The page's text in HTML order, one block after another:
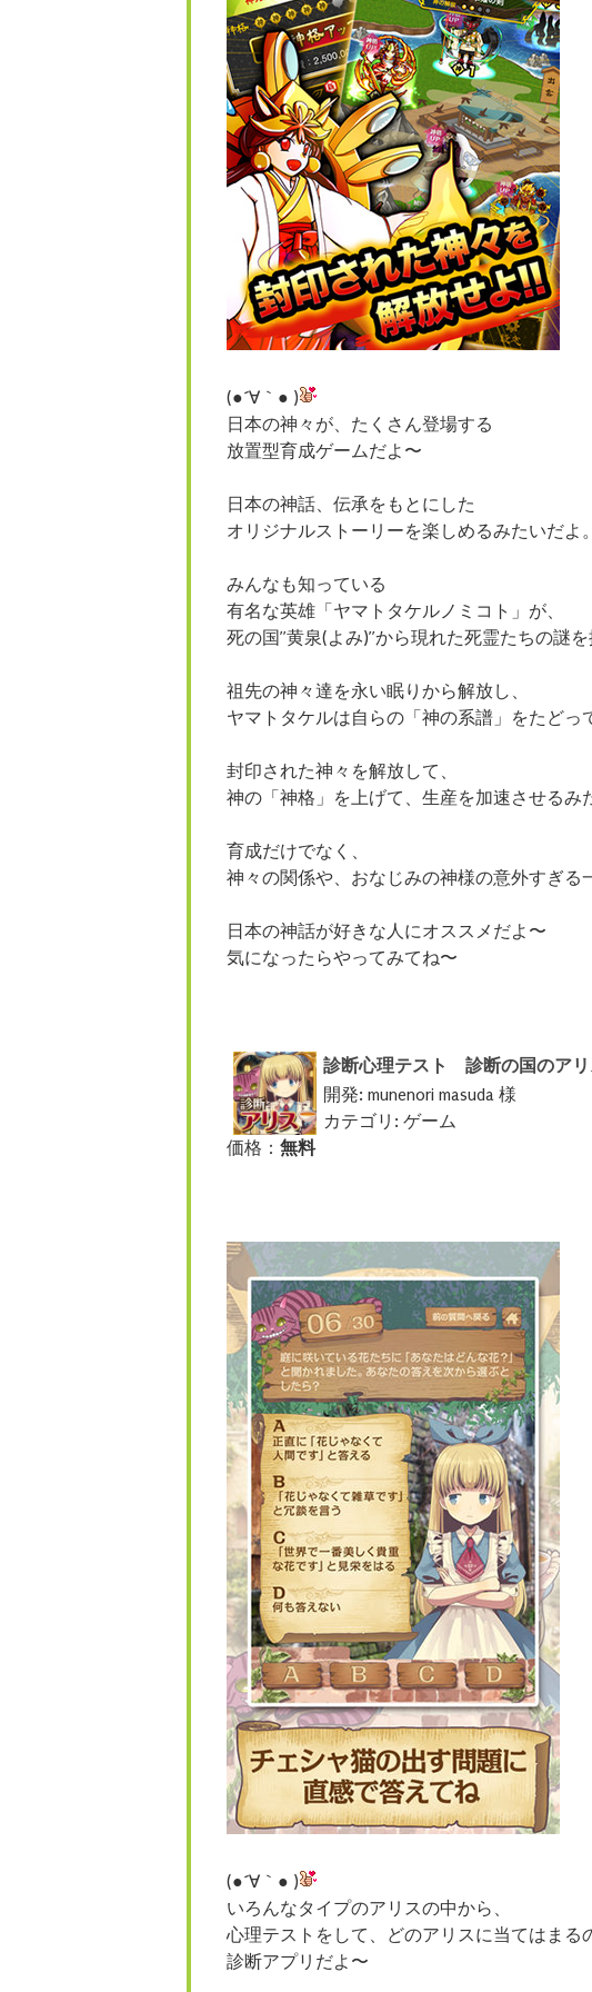
(●´∀｀● )
日本の神々が、たくさん登場する
放置型育成ゲームだよ〜
日本の神話、伝承をもとにした
オリジナルストーリーを楽しめるみたいだよ。
みんなも知っている
有名な英雄「ヤマトタケルノミコト」が、
死の国”黄泉(よみ)”から現れた死霊たちの謎
祖先の神々達を永い眠りから解放し、
ヤマトタケルは自らの「神の系譜」をたどっ
封印された神々を解放して、
神の「神格」を上げて、生産を加速させるみ
育成だけでなく、
神々の関係や、おなじみの神様の意外すぎ
日本の神話が好きな人にオススメだよ〜
気になったらやってみてね〜
診断心理テスト 診断の国のアリ
開発: munenori masuda 様
カテゴリ: ゲーム
価格： 無料
(●´∀｀● )
いろんなタイプのアリスの中から、
心理テストをして、どのアリスに当てはまる
診断アプリだよ〜